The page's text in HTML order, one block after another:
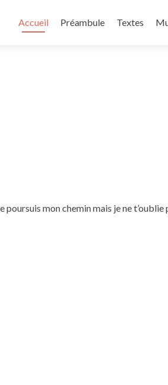
au
contenu
Accueil Préambule Textes
poursuis mon chemin mais je ne t’oublie